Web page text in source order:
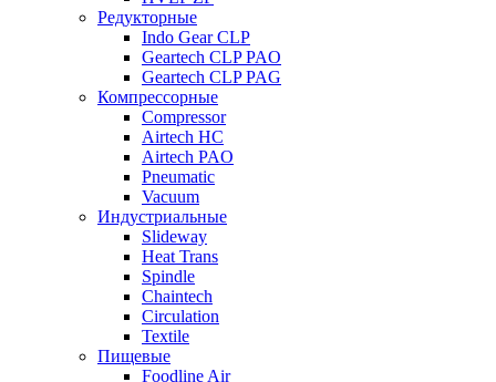
Редукторные
Indo Gear CLP
Geartech CLP PAO
Geartech CLP PAG
Компрессорные
Compressor
Airtech HC
Airtech PAO
Pneumatic
Vacuum
Индустриальные
Slideway
Heat Trans
Spindle
Chaintech
Circulation
Textile
Пищевые
Foodline Air